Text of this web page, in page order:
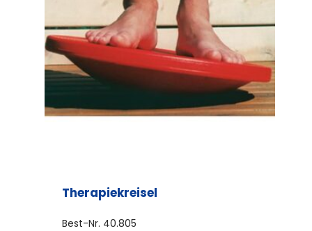
Therapiekreisel
Best-Nr. 40.805